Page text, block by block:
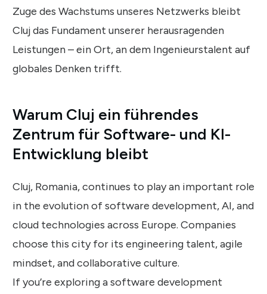
Zuge des Wachstums unseres Netzwerks bleibt
Cluj das Fundament unserer herausragenden
Leistungen – ein Ort, an dem Ingenieurstalent auf
globales Denken trifft.
Warum Cluj ein führendes
Zentrum für Software- und KI-
Entwicklung bleibt
Cluj, Romania, continues to play an important role
in the evolution of software development, AI, and
cloud technologies across Europe. Companies
choose this city for its engineering talent, agile
mindset, and collaborative culture.
If you’re exploring a software development